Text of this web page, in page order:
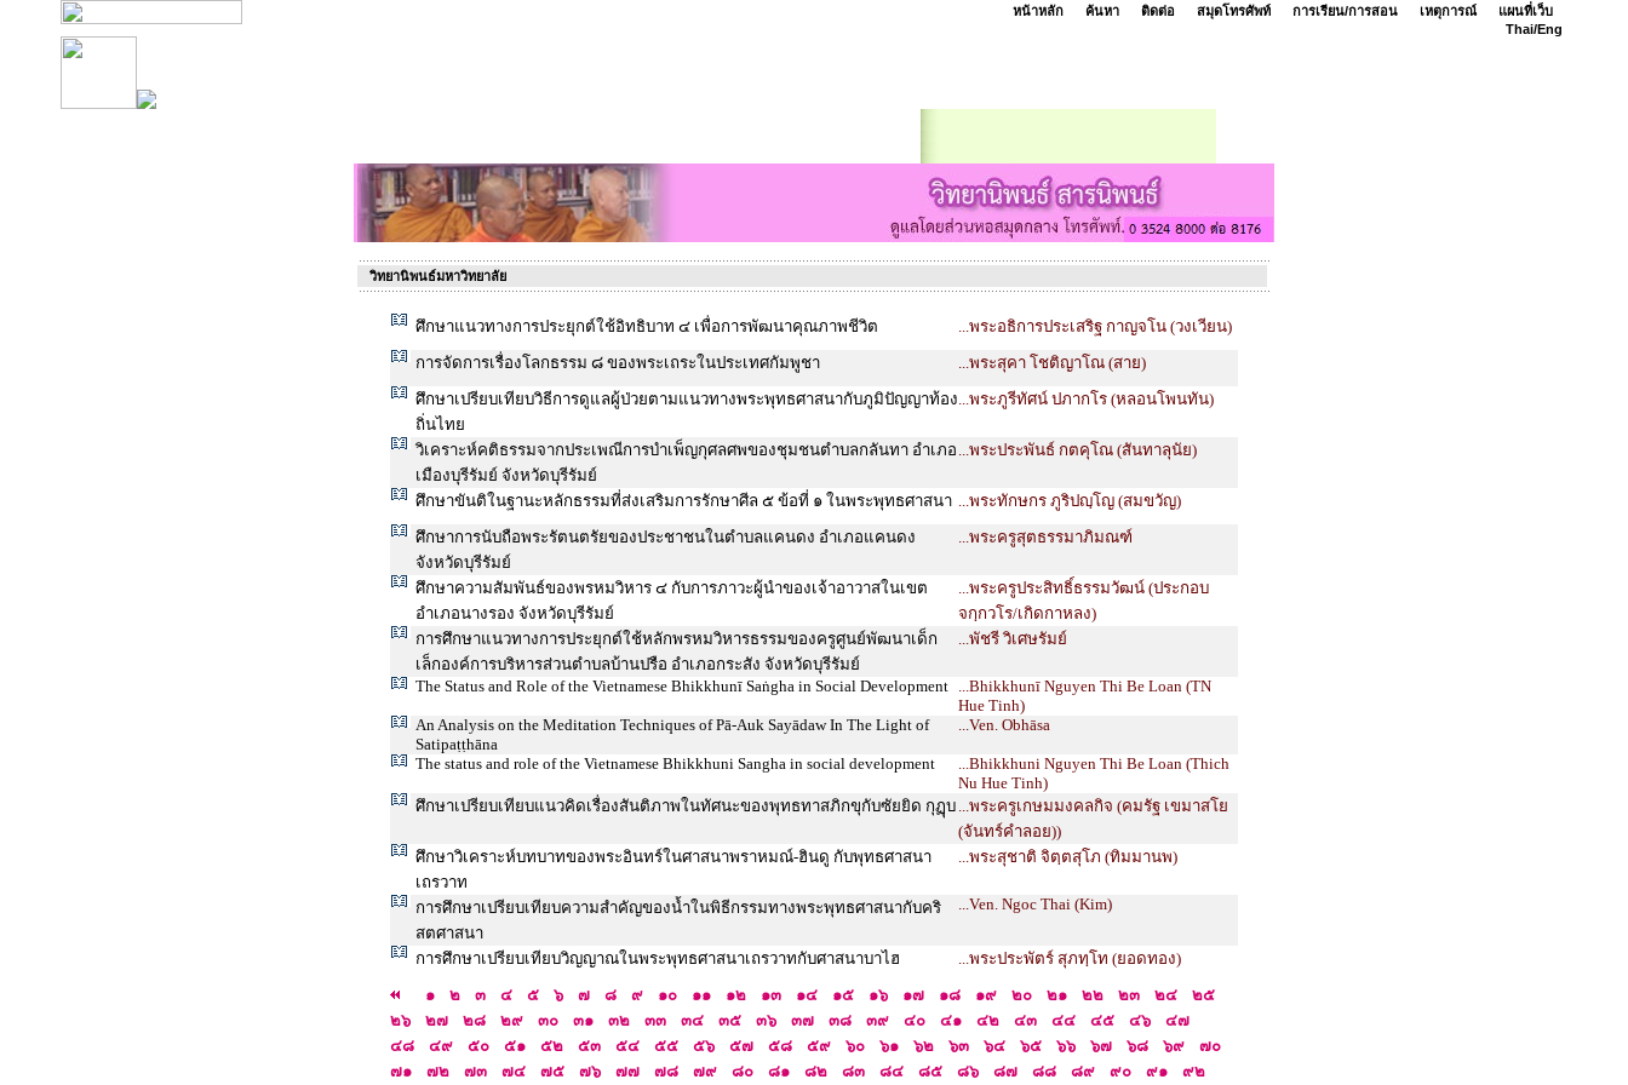
หน้าหลัก ค้นหา ติดต่อ สมุดโทรศัพท์ การเรียน/การสอน เหตุการณ์
แผนที่เว็บ
Thai/Eng
วิทยานิพนธ์มหาวิทยาลัย
ศึกษาแนวทางการประยุกต์ใช้อิทธิบาท ๔ เพื่อการพัฒนาคุณภาพชีวิต
...พระอธิการประเสริฐ กาญจโน (วงเวียน)
การจัดการเรื่องโลกธรรม ๘ ของพระเถระในประเทศกัมพูชา
...พระสุคา โชติญาโณ (สาย)
ศึกษาเปรียบเทียบวิธีการดูแลผู้ป่วยตามแนวทางพระพุทธศาสนากับภูมิปัญญาท้อง
ถิ่นไทย
...พระภูรีทัศน์ ปภากโร (หลอนโพนทัน)
วิเคราะห์คติธรรมจากประเพณีการบำเพ็ญกุศลศพของชุมชนตำบลกลันทา อำเภอ
เมืองบุรีรัมย์ จังหวัดบุรีรัมย์
...พระประพันธ์ กตคุโณ (สันทาลุนัย)
ศึกษาขันติในฐานะหลักธรรมที่ส่งเสริมการรักษาศีล ๕ ข้อที่ ๑ ในพระพุทธศาสนา ...พระทักษกร ภูริปญฺโญ (สมขวัญ)
ศึกษาการนับถือพระรัตนตรัยของประชาชนในตำบลแคนดง อำเภอแคนดง
จังหวัดบุรีรัมย์
...พระครูสุตธรรมาภิมณฑ์
ศึกษาความสัมพันธ์ของพรหมวิหาร ๔ กับการภาวะผู้นำของเจ้าอาวาสในเขต
อำเภอนางรอง จังหวัดบุรีรัมย์
...พระครูประสิทธิ์ธรรมวัฒน์ (ประกอบ
จกฺกวโร/เกิดกาหลง)
การศึกษาแนวทางการประยุกต์ใช้หลักพรหมวิหารธรรมของครูศูนย์พัฒนาเด็ก
เล็กองค์การบริหารส่วนตำบลบ้านปรือ อำเภอกระสัง จังหวัดบุรีรัมย์
...พัชรี วิเศษรัมย์
The Status and Role of the Vietnamese Bhikkhunī Saṅgha in Social Development ...Bhikkhunī Nguyen Thi Be Loan (TN
Hue Tinh)
An Analysis on the Meditation Techniques of Pā-Auk Sayādaw In The Light of
Satipaṭṭhāna
...Ven. Obhāsa
The status and role of the Vietnamese Bhikkhuni Sangha in social development
...Bhikkhuni Nguyen Thi Be Loan (Thich
Nu Hue Tinh)
ศึกษาเปรียบเทียบแนวคิดเรื่องสันติภาพในทัศนะของพุทธทาสภิกขุกับซัยยิด กุฏุบ ...พระครูเกษมมงคลกิจ (คมรัฐ เขมาสโย
(จันทร์คำลอย))
ศึกษาวิเคราะห์บทบาทของพระอินทร์ในศาสนาพราหมณ์-ฮินดู กับพุทธศาสนา
เถรวาท
...พระสุชาติ จิตฺตสุโภ (ทิมมานพ)
การศึกษาเปรียบเทียบความสำคัญของน้ำในพิธีกรรมทางพระพุทธศาสนากับคริ
สตศาสนา
...Ven. Ngoc Thai (Kim)
การศึกษาเปรียบเทียบวิญญาณในพระพุทธศาสนาเถรวาทกับศาสนาบาไฮ
...พระประพัตร์ สุภทฺโท (ยอดทอง)
๑
๒ ๓ ๔ ๕ ๖ ๗ ๘ ๙ ๑๐ ๑๑ ๑๒ ๑๓ ๑๔ ๑๕ ๑๖ ๑๗ ๑๘ ๑๙ ๒๐ ๒๑ ๒๒ ๒๓ ๒๔
๒๕
๒๖
๒๗ ๒๘ ๒๙ ๓๐ ๓๑ ๓๒ ๓๓ ๓๔ ๓๕ ๓๖ ๓๗ ๓๘ ๓๙ ๔๐ ๔๑ ๔๒ ๔๓ ๔๔ ๔๕ ๔๖
๔๗
๔๘
๔๙ ๕๐ ๕๑ ๕๒ ๕๓ ๕๔ ๕๕ ๕๖ ๕๗ ๕๘ ๕๙ ๖๐ ๖๑ ๖๒ ๖๓ ๖๔ ๖๕ ๖๖ ๖๗ ๖๘ ๖๙
๗๐
๗๑
๗๒ ๗๓ ๗๔ ๗๕ ๗๖ ๗๗ ๗๘ ๗๙ ๘๐ ๘๑ ๘๒ ๘๓ ๘๔ ๘๕ ๘๖ ๘๗ ๘๘ ๘๙ ๙๐ ๙๑ ๙๒